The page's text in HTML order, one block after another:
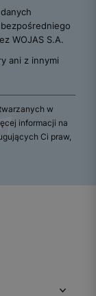
WOJAS S.A.
ani z innymi
w
informacji na
Ci praw,